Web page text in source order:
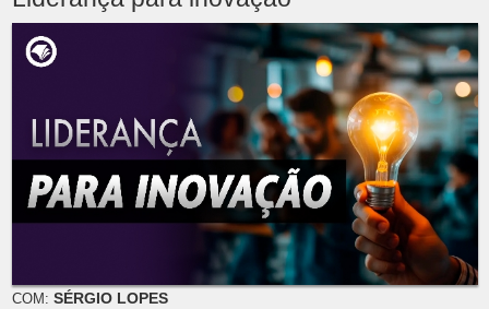
COM: SÉRGIO LOPES